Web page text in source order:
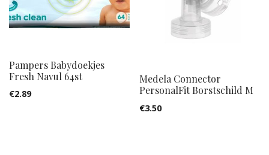
Pampers Babydoekjes
Fresh Navul 64st
€2.89
Medela Connector
PersonalFit Borstschild M
€3.50